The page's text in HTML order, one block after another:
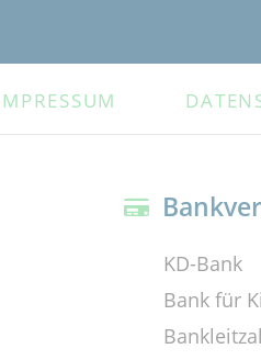
KD-Bank
Bank für